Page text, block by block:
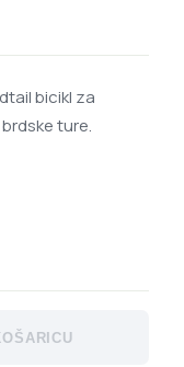
bicikl za
ture.